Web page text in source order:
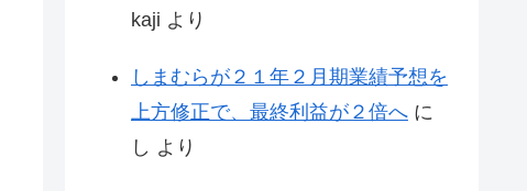
kaji より
しまむらが２１年２月期業績予想を
上方修正で、最終利益が２倍へ に
し より